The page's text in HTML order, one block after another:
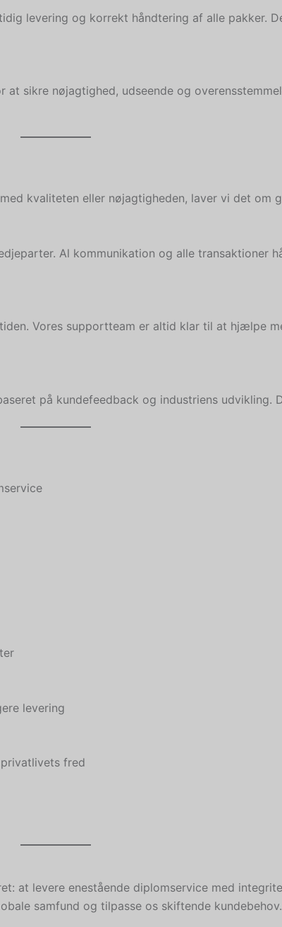
levering og korrekt håndtering af alle pakker.
sikre nøjagtighed, udseende og
kvaliteten eller nøjagtigheden, laver vi det om
Al kommunikation og alle transaktioner
Vores supportteam er altid klar til at hjælpe
på kundefeedback og industriens udvikling.
levering
fred
at levere enestående diplomservice med
samfund og tilpasse os skiftende kundebehov.